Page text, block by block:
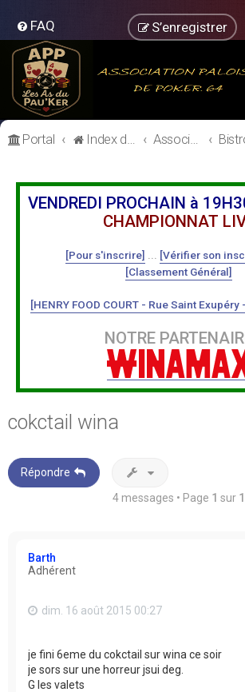
FAQ S’enregistrer
Portal Index du forum Association Paloise de Poker
VENDREDI PROCHAIN à
CHAMPIONNAT
[Pour s'inscrire] [Vérifier son
[Classement Général]
[HENRY FOOD COURT - Rue Saint Exupéry
NOTRE
cokctail wina
Répondre
4 messages • Page 1 sur 1
Barth
Adhérent
dim. 16 août 2015 00:27
je fini 6eme du cokctail sur wina ce soir
je sors sur une horreur jsui deg.
G les valets